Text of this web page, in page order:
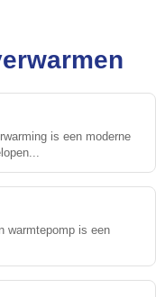
is een moderne
warmtepomp is een